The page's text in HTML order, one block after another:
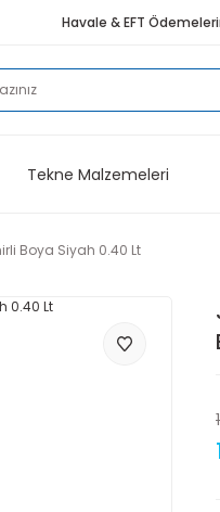
Havale & EFT
Tekne Malzemeleri
Boya Siyah 0.40 Lt